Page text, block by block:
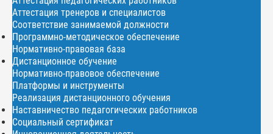
Аттестация тренеров и специалистов
Соответствие занимаемой должности
Программно-методическое обеспечение
Нормативно-правовая база
Дистанционное обучение
Нормативно-правовое обеспечение
Платформы и инструменты
Реализация дистанционного обучения
Наставничество педагогических работников
Социальный сертификат